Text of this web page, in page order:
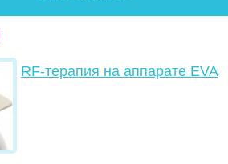
RF-терапия на аппарате EVA